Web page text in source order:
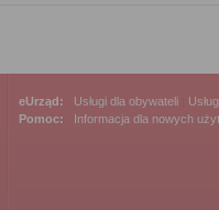
eUrząd: Usługi dla obywateli
Pomoc:
Informacja dla nowych